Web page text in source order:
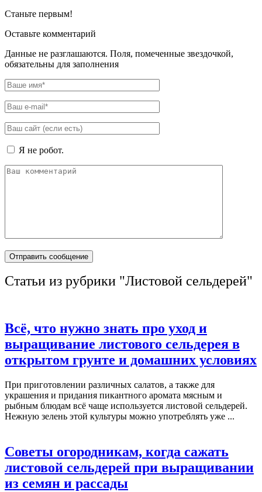
Станьте первым!
Оставьте комментарий
Данные не разглашаются. Поля, помеченные звездочкой,
обязательны для заполнения
Я не робот.
Статьи из рубрики "Листовой сельдерей"
Всё, что нужно знать про уход и
выращивание листового сельдерея в
открытом грунте и домашних условиях
При приготовлении различных салатов, а также для
украшения и придания пикантного аромата мясным и
рыбным блюдам всё чаще используется листовой сельдерей.
Нежную зелень этой культуры можно употреблять уже ...
Советы огородникам, когда сажать
листовой сельдерей при выращивании
из семян и рассады